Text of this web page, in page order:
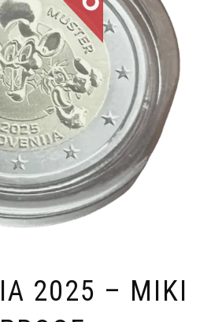
2025 – MIKI